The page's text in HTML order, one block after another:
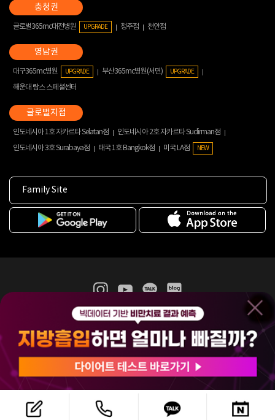
글로벌365mc대전병원 UPGRADE 청주점 천안점
대구365mc병원 UPGRADE 부산365mc병원(서면) UPGRADE
해운대 람스 스페셜센터
인도네시아 1호 자카르타 Selatan점
인도네시아 2호 자카르타 Sudirman점
인도네시아 3호 Surabaya점
태국 1호 Bangkok점 미국 LA점 NEW
Family Site
365mc 병·의원 이용약관
홈페이지 이용약관
비급여진료수가
(주)365mcㅣ서울특별시 서초구 서초대로52길 7, 3~4층(서초동, 제일빌딩)
120-87-04354ㅣ김남철
COPYRIGHT(C) 2025 365mc. ALL RIGHTS RESERVED.